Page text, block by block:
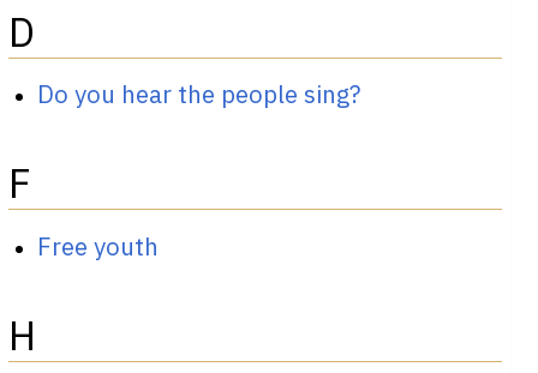
D
Do you hear the people sing?
F
Free youth
H